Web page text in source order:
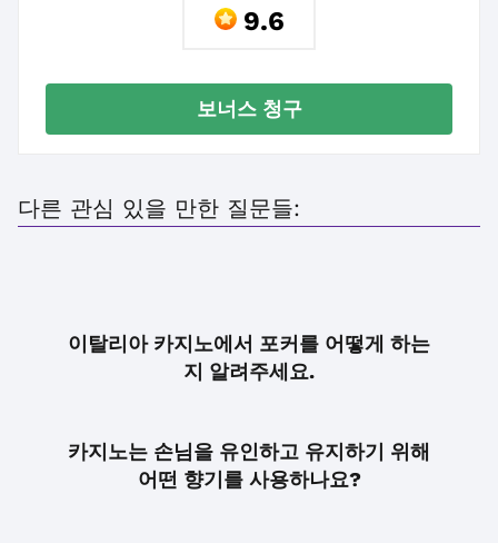
9.6
보너스 청구
다른 관심 있을 만한 질문들:
이탈리아 카지노에서 포커를 어떻게 하는
지 알려주세요.
카지노는 손님을 유인하고 유지하기 위해
어떤 향기를 사용하나요?